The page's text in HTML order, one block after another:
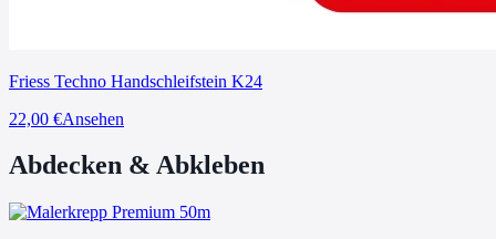
Friess Techno Handschleifstein K24
22,00 €Ansehen
Abdecken & Abkleben